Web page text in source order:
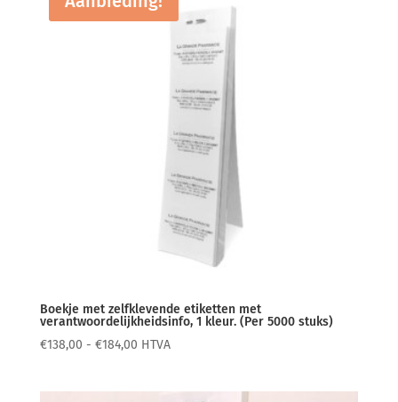
Boekje met zelfklevende etiketten met
verantwoordelijkheidsinfo, 1 kleur. (Per 5000 stuks)
€138,00 - €184,00Prijsklasse:
HTVA